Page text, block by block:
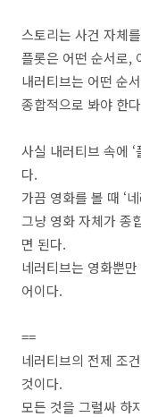
스토리는 사건 자체
플롯은 어떤 순서로,
내러티브는 어떤 순
종합적으로 봐야 한다
사실 내러티브 속에 ‘
다.
가끔 영화를 볼 때 ‘
그냥 영화 자체가 종
면 된다.
네러티브는 영화뿐
어이다.
==
네러티브의 전제 조
것이다.
모든 것을 그럴싸 하